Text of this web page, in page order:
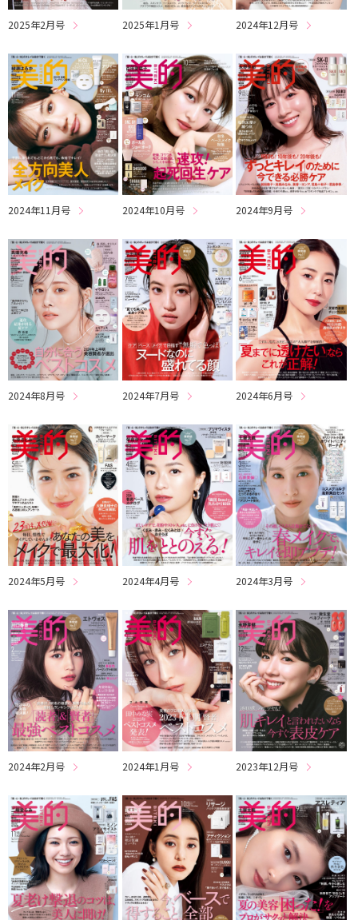
2025年2月号 2025年1月号 2024年12月号
2024年11月号 2024年10月号 2024年9月号
2024年8月号 2024年7月号 2024年6月号
2024年5月号 2024年4月号 2024年3月号
2024年2月号 2024年1月号 2023年12月号